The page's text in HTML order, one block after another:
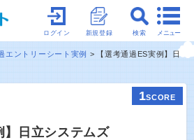
メニュー
検索
新規登録
ログイン
エントリーシート実例
【選考通過ES実例】日
1SCORE
】日立システムズ